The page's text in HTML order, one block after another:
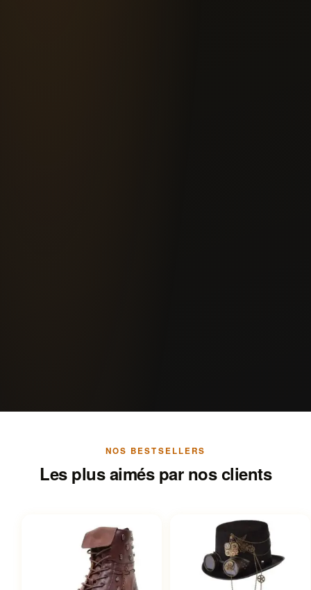
NOS BESTSELLERS
Les plus aimés par nos clients